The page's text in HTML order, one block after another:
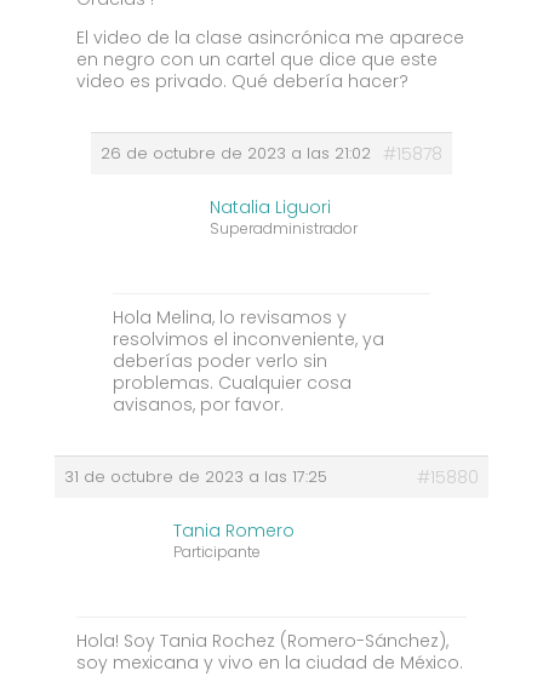
El video de la clase asincrónica me aparece
en negro con un cartel que dice que este
video es privado. Qué debería hacer?
26 de octubre de 2023 a las 21:02 #15878
Natalia Liguori
Superadministrador
Hola Melina, lo revisamos y
resolvimos el inconveniente, ya
deberías poder verlo sin
problemas. Cualquier cosa
avisanos, por favor.
31 de octubre de 2023 a las 17:25 #15880
Tania Romero
Participante
Hola! Soy Tania Rochez (Romero-Sánchez),
soy mexicana y vivo en la ciudad de México.